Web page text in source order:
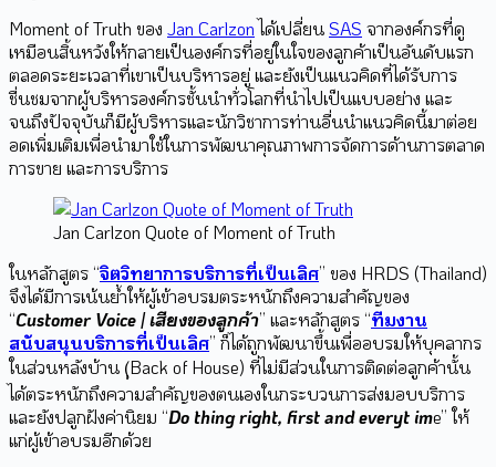
Moment of Truth ของ Jan Carlzonได้เปลี่ยนSAS จากองค์กรที่ดู
เหมือนสิ้นหวังให้กลายเป็นองค์กรที่อยู่ในใจของลูกค้าเป็นอันดับแรก
ตลอดระยะเวลาที่เขาเป็นบริหารอยู่ และยังเป็นแนวคิดที่ได้รับการ
ชื่นชมจากผู้บริหารองค์กรชั้นนำทั่วโลกที่นำไปเป็นแบบอย่าง และ
จนถึงปัจจุบันก็มีผู้บริหารและนักวิชาการท่านอื่นนำแนวคิดนี้มาต่อย
อดเพิ่มเติมเพื่อนำมาใช้ในการพัฒนาคุณภาพการจัดการด้านการตลาด
การขาย และการบริการ
Jan Carlzon Quote of Moment of Truth
ในหลักสูตร “จิตวิทยาการบริการที่เป็นเลิศ” ของ HRDS (Thailand)
จึงได้มีการเน้นย้ำให้ผู้เข้าอบรมตระหนักถึงความสำคัญของ
“Customer Voice | เสียงของลูกค้า” และหลักสูตร “ทีมงาน
สนับสนุนบริการที่เป็นเลิศ” ก็ได้ถูกพัฒนาขึ้นเพื่ออบรมให้บุคลากร
ในส่วนหลังบ้าน (ฺฺBack of House) ที่ไม่มีส่วนในการติดต่อลูกค้านั้น
ได้ตระหนักถึงความสำคัญของตนเองในกระบวนการส่งมอบบริการ
และยังปลูกฝังค่านิยม “Do thing right, first and everyt ime” ให้
แก่ผู้เข้าอบรมอีกด้วย